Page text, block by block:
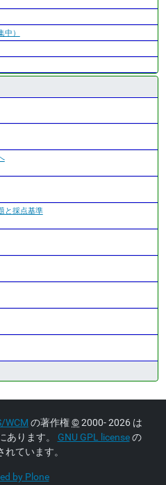
）
と採点基準
WCM の著作権©2000- 2026 は
あります。 GNU GPL licenseの
れています。
by Plone